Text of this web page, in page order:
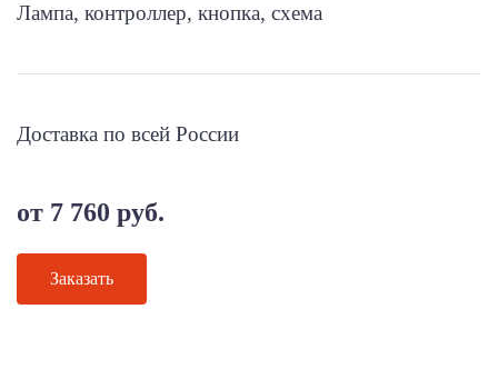
Лампа, контроллер, кнопка, схема
Доставка по всей России
от 7 760 руб.
Заказать